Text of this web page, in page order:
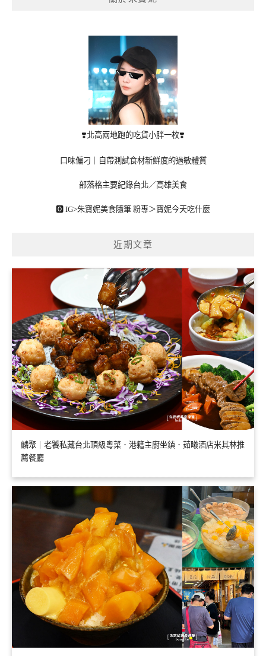
❣️北高兩地跑的吃貨小胖一枚❣️
口味偏刁｜自帶測試食材新鮮度的過敏體質
部落格主要紀錄台北／高雄美食
🅾 IG>朱寶妮美食隨筆 粉專＞寶妮今天吃什麼
近期文章
麟聚｜老饕私藏台北頂級粵菜．港籍主廚坐鎮．茹曦酒店米其林推
薦餐廳